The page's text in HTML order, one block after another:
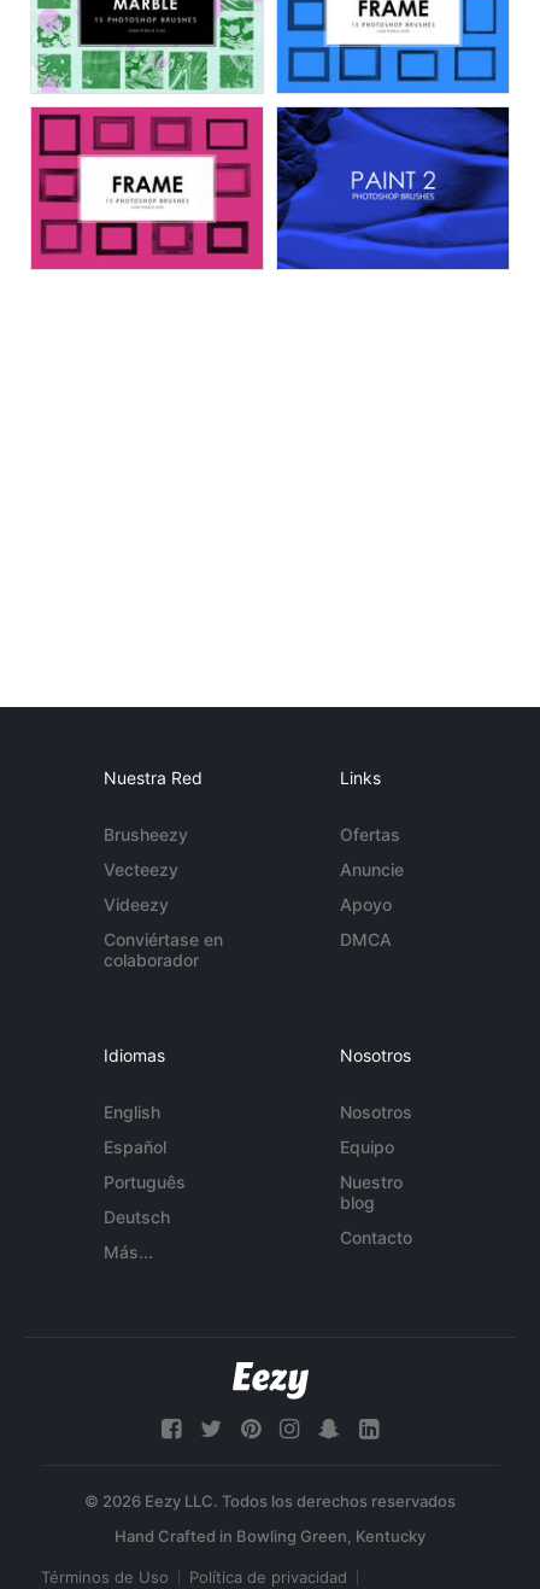
Nuestra Red
Brusheezy
Vecteezy
Videezy
Conviértase en
colaborador
Links
Ofertas
Anuncie
Apoyo
DMCA
Idiomas
English
Español
Português
Deutsch
Más...
Nosotros
Nosotros
Equipo
Nuestro
blog
Contacto
© 2026 Eezy LLC. Todos los derechos reservados
Términos de Uso Política de privacidad